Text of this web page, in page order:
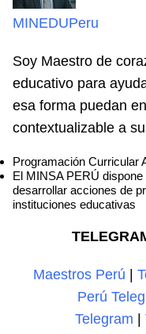
MINEDUPeru
Soy Maestro de
educativo para
esa forma puedan
contextualizable a
Programación Curricular
El MINSA PERÚ
desarrollar acciones de
instituciones educativas
Maestros Perú
Perú
Telegram